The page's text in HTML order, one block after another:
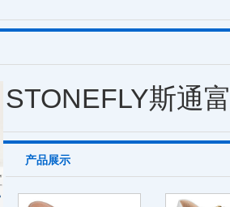
STONEFLY斯通
产品展示